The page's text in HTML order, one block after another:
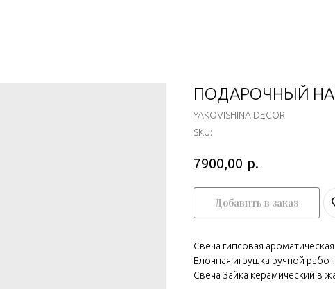
ПОДАРОЧНЫЙ
YAKOVISHINA DECOR
SKU:
7900,00 р.
Добавить в заказ
Свеча гипсовая
Елочная игрушка ручной
Свеча Зайка керамический в